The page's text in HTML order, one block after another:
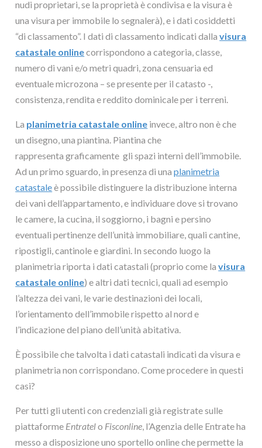
nudi proprietari, se la proprietà è condivisa e la visura è
una visura per immobile lo segnalerà), e i dati cosiddetti
“di classamento”. I dati di classamento indicati dallavisura
catastale onlinecorrispondono a categoria, classe,
numero di vani e/o metri quadri, zona censuaria ed
eventuale microzona – se presente per il catasto -,
consistenza, rendita e reddito dominicale per i terreni.
La planimetria catastale online invece, altro non è che
un disegno, una piantina. Piantina che
rappresenta graficamente gli spazi interni dell’immobile.
Ad un primo sguardo, in presenza di unaplanimetria
catastaleè possibile distinguere la distribuzione interna
dei vani dell’appartamento, e individuare dove si trovano
le camere, la cucina, il soggiorno, i bagni e persino
eventuali pertinenze dell’unità immobiliare, quali cantine,
ripostigli, cantinole e giardini. In secondo luogo la
planimetria riporta i dati catastali (proprio come lavisura
catastale online) e altri dati tecnici, quali ad esempio
l’altezza dei vani, le varie destinazioni dei locali,
l’orientamento dell’immobile rispetto al nord e
l’indicazione del piano dell’unità abitativa.
È possibile che talvolta i dati catastali indicati da visura e
planimetria non corrispondano. Come procedere in questi
casi?
Per tutti gli utenti con credenziali già registrate sulle
piattaforme Entratelo Fisconline, l’Agenzia delle Entrate ha
messo a disposizione uno sportello online che permette la